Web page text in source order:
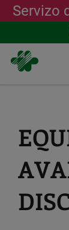
Servizo